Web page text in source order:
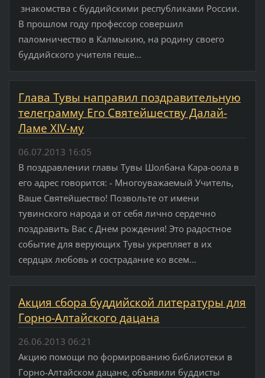
знакомства с буддийскими республиками России.
В прошлом году профессор совершил
паломничество в Калмыкию, на родину своего
буддийского учителя геше...
Глава Тувы направил поздравительную
телеграмму Его Святейшеству Далай-
Ламе XIV-му
06.07.2013 16:05
В поздравлении главы Тувы Шолбана Кара-оола в
его адрес говорится: - Многоуважаемый Учитель,
Ваше Святейшество! Позвольте от имени
тувинского народа и от себя лично сердечно
поздравить Вас с Днем рождения! Это радостное
событие для верующих Тувы укрепляет в их
сердцах любовь и сострадание ко всем...
Акция сбора буддийской литературы для
Горно-Алтайского дацана
26.06.2013 06:21
Aкцию помощи по формированию библиотеки в
Горно-Алтайском дацане, объявили буддисты